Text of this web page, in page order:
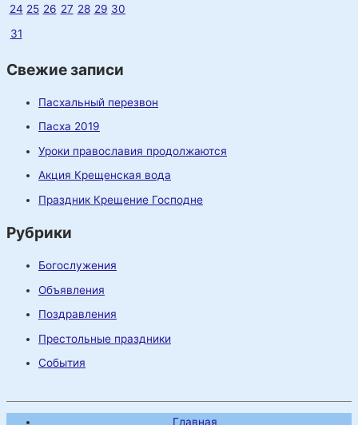
24 25 26 27 28 29 30
31
Свежие записи
Пасхальный перезвон
Пасха 2019
Уроки православия продолжаются
Акция Крещенская вода
Праздник Крещение Господне
Рубрики
Богослужения
Объявления
Поздравления
Престольные праздники
События
Главная